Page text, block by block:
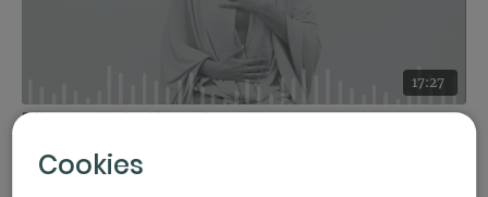
17:27
Déjalo ser. Meditación con Raquel Mar
Cookies